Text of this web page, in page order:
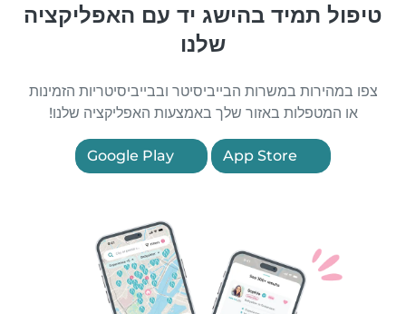
טיפול תמיד בהישג יד עם האפליקציה
שלנו
צפו במהירות במשרות הבייביסיטר ובבייביסיטריות הזמינות
או המטפלות באזור שלך באמצעות האפליקציה שלנו!